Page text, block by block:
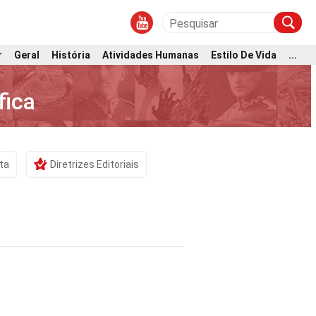
Geral História Atividades Humanas Estilo De Vida
...
Diretrizes Editoriais